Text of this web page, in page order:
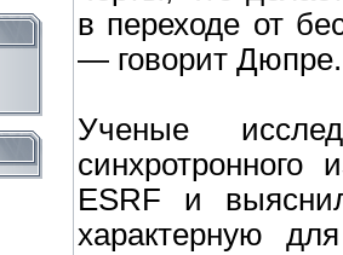
в переходе от
— говорит Дюпре.
Ученые
синхротронного
ESRF и
характерную